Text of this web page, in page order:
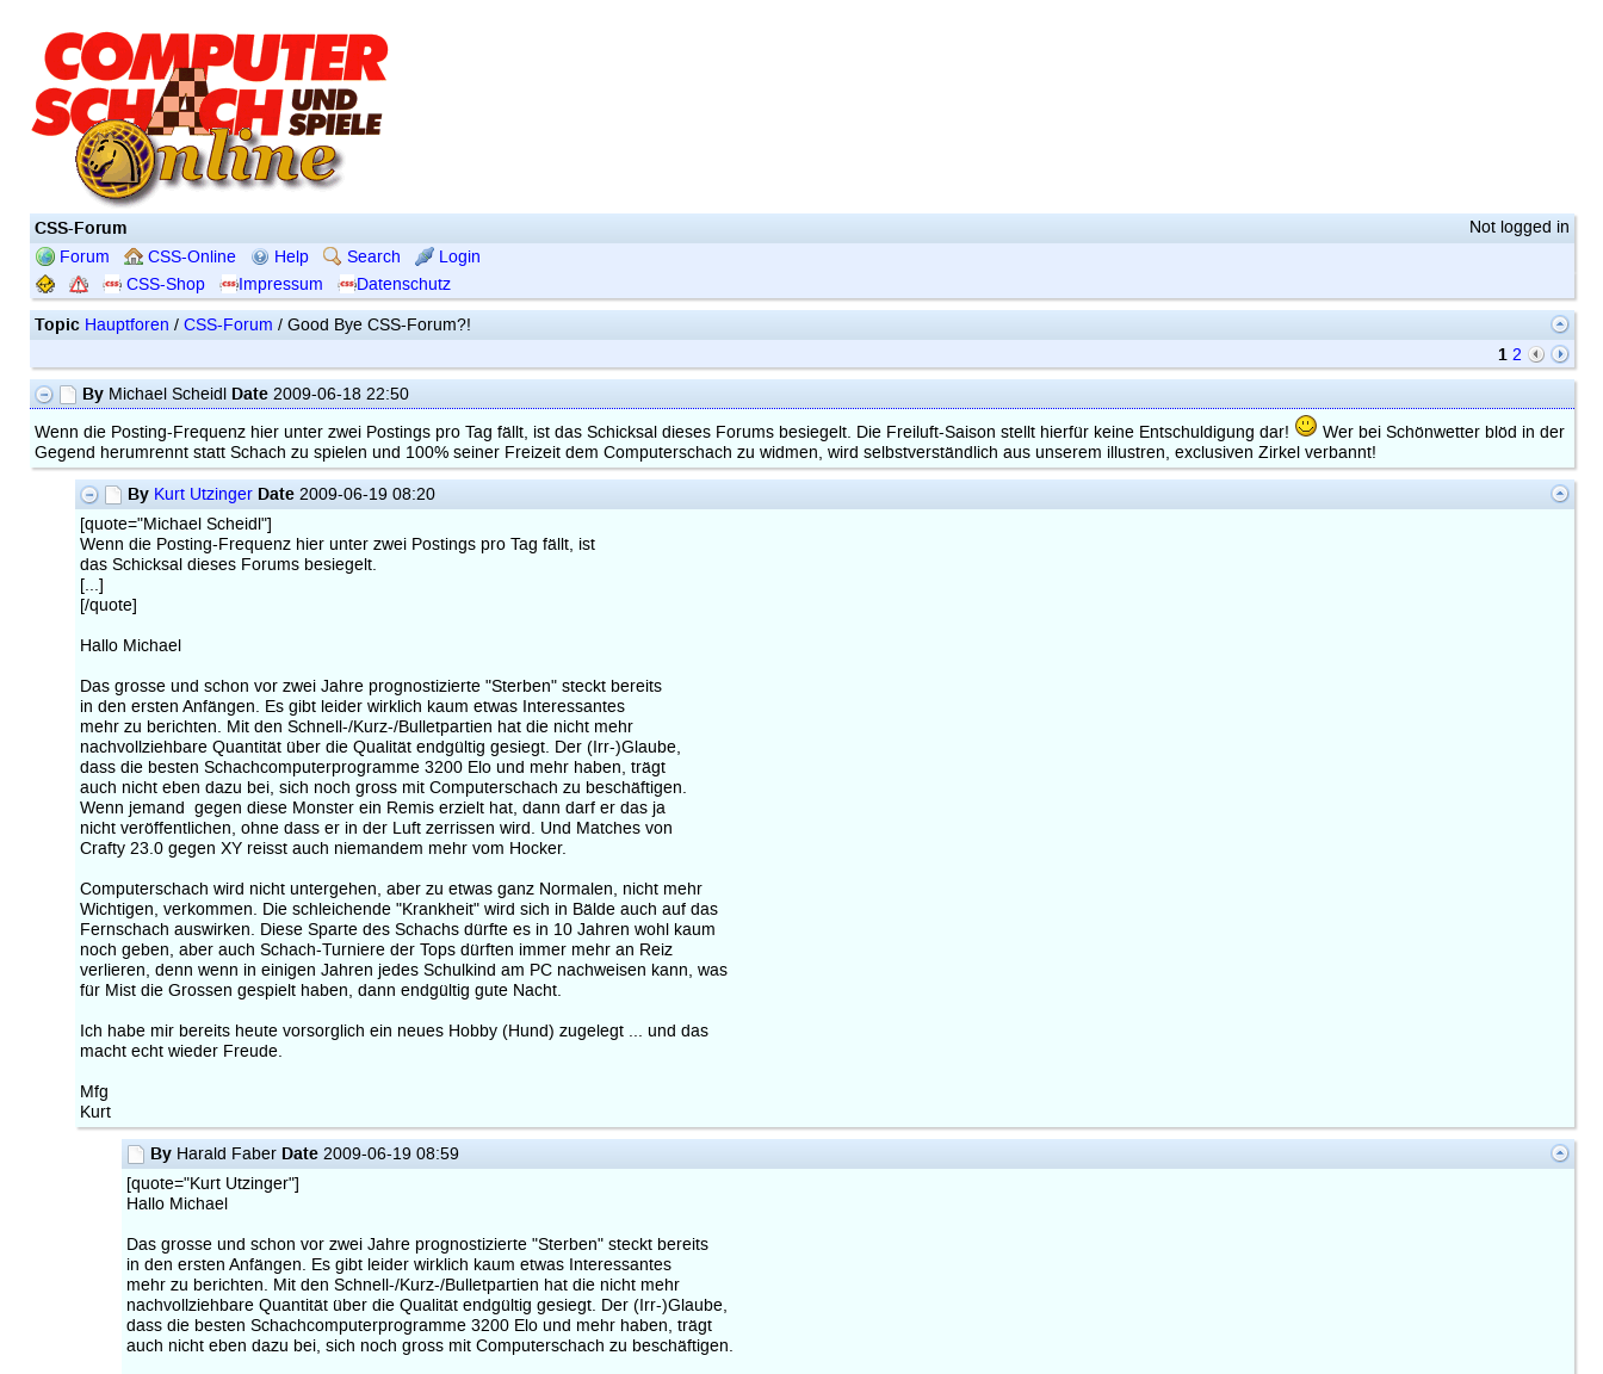
Not logged in
CSS-Forum
Forum CSS-Online Help Search
Login
CSS-Shop
Impressum Datenschutz
Topic Hauptforen / CSS-Forum / Good Bye CSS-Forum?!
1 2
ByMichael Scheidl Date2009-06-18 22:50
Wenn die Posting-Frequenz hier unter zwei Postings pro Tag fällt, ist das Schicksal dieses Forums besiegelt. Die Freiluft-Saison stellt hierfür keine Entschuldigung dar!
Wer bei Schönwetter blöd in der
Gegend herumrennt statt Schach zu spielen und 100% seiner Freizeit dem Computerschach zu widmen, wird selbstverständlich aus unserem illustren, exclusiven Zirkel verbannt!
By Kurt Utzinger Date 2009-06-19 08:20
[quote="Michael Scheidl"]
Wenn die Posting-Frequenz hier unter zwei Postings pro Tag fällt, ist
das Schicksal dieses Forums besiegelt.
[...]
[/quote]
Hallo Michael
Das grosse und schon vor zwei Jahre prognostizierte "Sterben" steckt bereits
in den ersten Anfängen. Es gibt leider wirklich kaum etwas Interessantes
mehr zu berichten. Mit den Schnell-/Kurz-/Bulletpartien hat die nicht mehr
nachvollziehbare Quantität über die Qualität endgültig gesiegt. Der (Irr-)Glaube,
dass die besten Schachcomputerprogramme 3200 Elo und mehr haben, trägt
auch nicht eben dazu bei, sich noch gross mit Computerschach zu beschäftigen.
Wenn jemand gegen diese Monster ein Remis erzielt hat, dann darf er das ja
nicht veröffentlichen, ohne dass er in der Luft zerrissen wird. Und Matches von
Crafty 23.0 gegen XY reisst auch niemandem mehr vom Hocker.
Computerschach wird nicht untergehen, aber zu etwas ganz Normalen, nicht mehr
Wichtigen, verkommen. Die schleichende "Krankheit" wird sich in Bälde auch auf das
Fernschach auswirken. Diese Sparte des Schachs dürfte es in 10 Jahren wohl kaum
noch geben, aber auch Schach-Turniere der Tops dürften immer mehr an Reiz
verlieren, denn wenn in einigen Jahren jedes Schulkind am PC nachweisen kann, was
für Mist die Grossen gespielt haben, dann endgültig gute Nacht.
Ich habe mir bereits heute vorsorglich ein neues Hobby (Hund) zugelegt ... und das
macht echt wieder Freude.
Mfg
Kurt
By Harald Faber Date 2009-06-19 08:59
[quote="Kurt Utzinger"]
Hallo Michael
Das grosse und schon vor zwei Jahre prognostizierte "Sterben" steckt bereits
in den ersten Anfängen. Es gibt leider wirklich kaum etwas Interessantes
mehr zu berichten. Mit den Schnell-/Kurz-/Bulletpartien hat die nicht mehr
nachvollziehbare Quantität über die Qualität endgültig gesiegt. Der (Irr-)Glaube,
dass die besten Schachcomputerprogramme 3200 Elo und mehr haben, trägt
auch nicht eben dazu bei, sich noch gross mit Computerschach zu beschäftigen.